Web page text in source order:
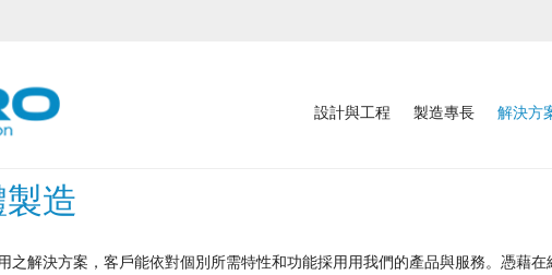
設計與工程 製造專長 解決方
造
之解決方案，客戶能依對個別所需特性和功能採用用我們的產品與服務。憑藉在